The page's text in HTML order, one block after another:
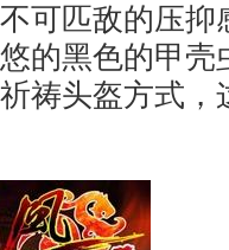
可匹敌的压抑
的黑色的甲壳
祷头盔方式，